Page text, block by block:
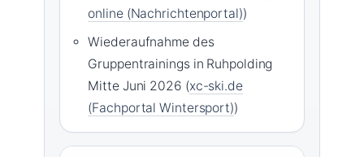
online (Nachrichtenportal))
Wiederaufnahme des
Gruppentrainings in Ruhpolding
Mitte Juni 2026 (xc-ski.de
(Fachportal Wintersport))